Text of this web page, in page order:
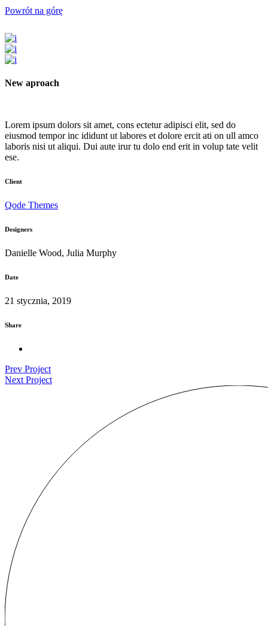
Powrót na górę
New aproach
Lorem ipsum dolors sit amet, cons ectetur adipisci elit, sed do
eiusmod tempor inc ididunt ut labores et dolore ercit ati on ull amco
laboris nisi ut aliqui. Dui aute irur tu dolo end erit in volup tate velit
ese.
Client
Qode Themes
Designers
Danielle Wood, Julia Murphy
Date
21 stycznia, 2019
Share
Prev Project
Next Project